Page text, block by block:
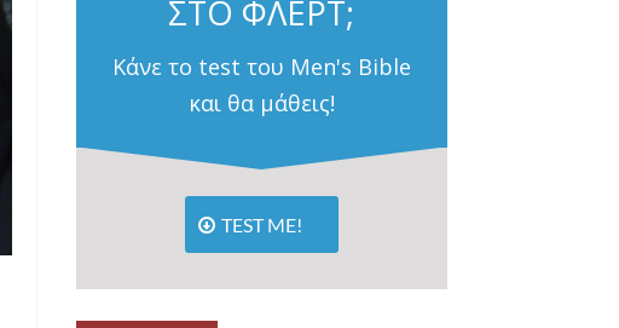
ΣΤΟ ΦΛΕΡΤ;
Κάνε το test του Men's Bible
και θα μάθεις!
TEST ME!